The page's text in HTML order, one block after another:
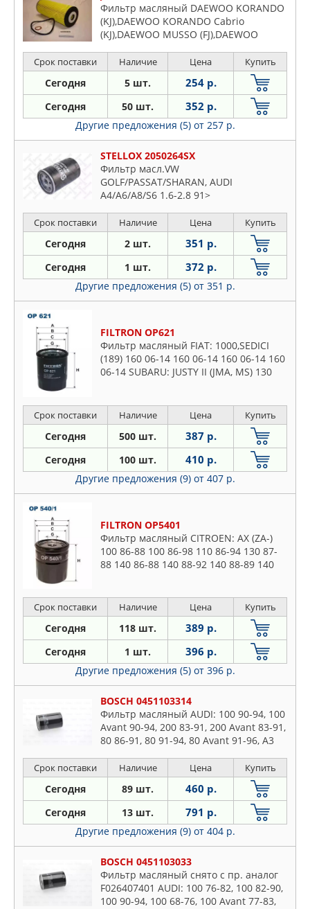
Фильтр масляный DAEWOO KORANDO
(KJ),DAEWOO KORANDO Cabrio
(KJ),DAEWOO MUSSO (FJ),DAEWOO
(A124),MB: CLASSE C (W202),MB: CLASSE
C (W203),MB:
Срок поставки Наличие Цена Купить
Сегодня 5 шт. 254 р.
Сегодня 50 шт. 352 р.
Другие предложения (5) от 257 р.
STELLOX 2050264SX
Фильтр масл.VW
GOLF/PASSAT/SHARAN, AUDI
A4/A6/A8/S6 1.6-2.8 91>
Срок поставки Наличие Цена Купить
Сегодня 2 шт. 351 р.
Сегодня 1 шт. 372 р.
Другие предложения (5) от 351 р.
FILTRON OP621
Фильтр масляный FIAT: 1000,SEDICI
(189) 160 06-14 160 06-14 160 06-14 160
06-14 SUBARU: JUSTY II (JMA, MS) 130
Срок поставки Наличие Цена Купить
Сегодня 500 шт. 387 р.
Сегодня 100 шт. 410 р.
Другие предложения (9) от 407 р.
FILTRON OP5401
Фильтр масляный CITROEN: AX (ZA-)
100 86-88 100 86-98 110 86-94 130 87-
88 140 86-88 140 88-92 140 88-89 140
Срок поставки Наличие Цена Купить
Сегодня 118 шт. 389 р.
Сегодня 1 шт. 396 р.
Другие предложения (5) от 396 р.
BOSCH 0451103314
Фильтр масляный AUDI: 100 90-94, 100
Avant 90-94, 200 83-91, 200 Avant 83-91,
80 86-91, 80 91-94, 80 Avant 91-96, A3
кабрио 0
Срок поставки Наличие Цена Купить
Сегодня 89 шт. 460 р.
Сегодня 13 шт. 791 р.
Другие предложения (9) от 404 р.
BOSCH 0451103033
Фильтр масляный снято с пр. аналог
F026407401 AUDI: 100 76-82, 100 82-90,
100 90-94, 100 68-76, 100 Avant 77-83,